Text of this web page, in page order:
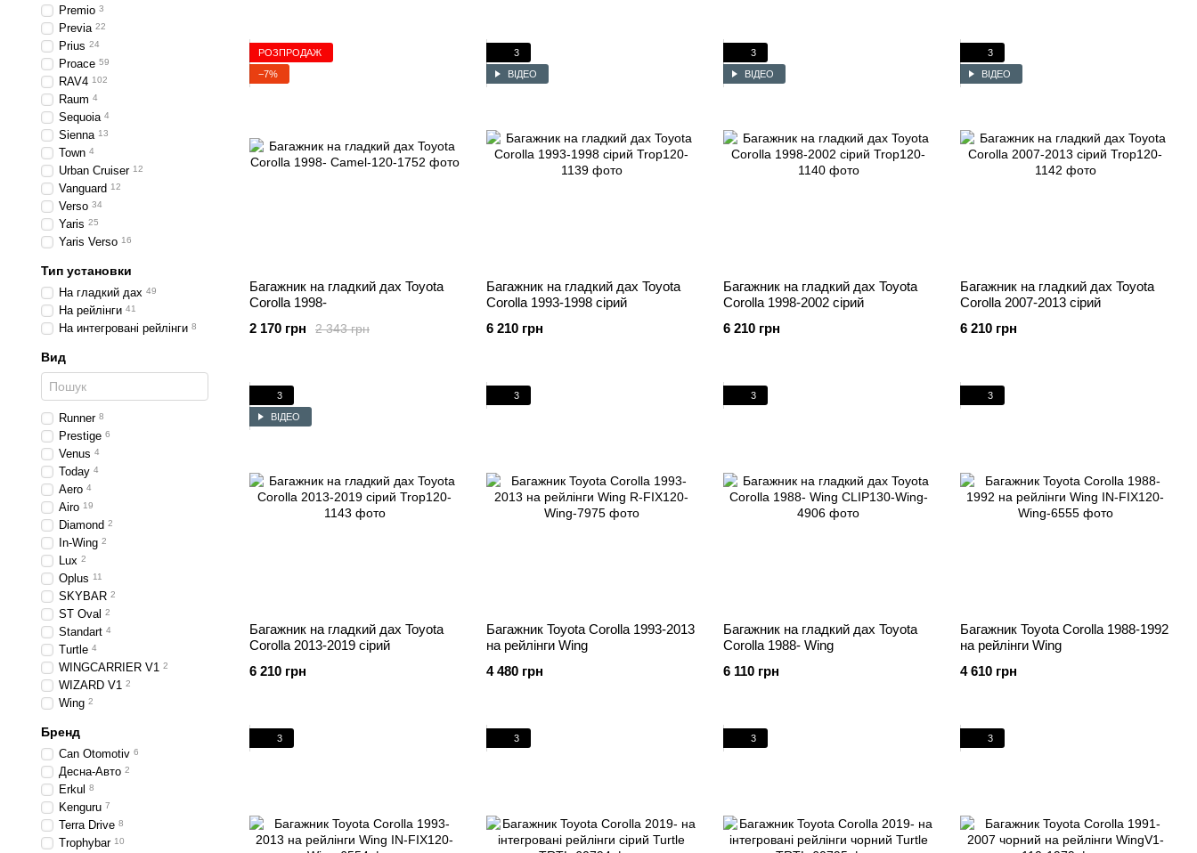
РОЗПРОДАЖ
−7%
Багажник на гладкий дах Toyota
Corolla 1998-
2 343 грн
2 170 грн
3
ВІДЕО
Багажник на гладкий дах Toyota
Corolla 1993-1998 сірий
6 210 грн
3
ВІДЕО
Багажник на гладкий дах Toyota
Corolla 1998-2002 сірий
6 210 грн
3
ВІДЕО
Багажник на гладкий дах Toyota
Corolla 2007-2013 сірий
6 210 грн
3
ВІДЕО
Багажник на гладкий дах Toyota
Corolla 2013-2019 сірий
6 210 грн
3
Багажник Toyota Corolla 1993-2013
на рейлінги Wing
4 480 грн
3
Багажник на гладкий дах Toyota
Corolla 1988- Wing
6 110 грн
3
Багажник Toyota Corolla 1988-1992
на рейлінги Wing
4 610 грн
3 3 3 3
Premio 3
Previa 22
Prius 24
Proace 59
RAV4 102
Raum 4
Sequoia 4
Sienna 13
Town 4
Urban Cruiser 12
Vanguard 12
Verso 34
Yaris 25
Yaris Verso 16
Тип установки
На гладкий дах 49
На рейлінги 41
На интегровані рейлінги 8
Вид
Runner 8
Prestige 6
Venus 4
Today 4
Aero 4
Airo 19
Diamond 2
In-Wing 2
Lux 2
Oplus 11
SKYBAR 2
ST Oval 2
Standart 4
Turtle 4
WINGCARRIER V1 2
WIZARD V1 2
Wing 2
Бренд
Can Otomotiv 6
Десна-Авто 2
Erkul 8
Kenguru 7
Terra Drive 8
Trophybar 10